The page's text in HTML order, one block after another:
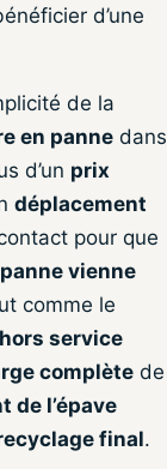
d’une
de la
en panne dans
d’un prix
déplacement
pour que
vienne
comme le
service
complète de
de l’épave
final.